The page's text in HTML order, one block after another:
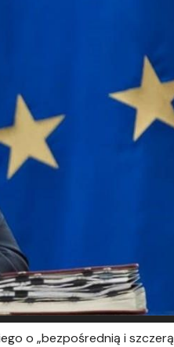
o „bezpośrednią i szczerą